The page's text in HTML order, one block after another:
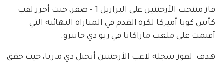
فاز منتخب الأرجنتين على البرازيل 1 - صفر، حيث أحرز لقب
كأس كوبا أميركا لكرة القدم في المباراة النهائية التي
أقيمت على ملعب ماراكانا في ريو دي جانيرو.
هدف الفوز سجله لاعب الأرجنتين أنخيل دي ماريا، حيث حقق